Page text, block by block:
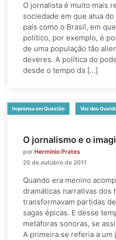
O jornalista é muito mais
sociedade em que atua
país como o Brasil, em
político, por exemplo, é
de uma população tão
deveres. A política do
desde o tempo da […]
Imprensa em Questão Voz dos
O jornalismo e o
por Hermínio Prates
25 de outubro de 2011
Quando era menino
dramáticas narrativas dos
transformavam partidas
sagas épicas. E desse
metáforas sonoras, se
A primeira se referia a um